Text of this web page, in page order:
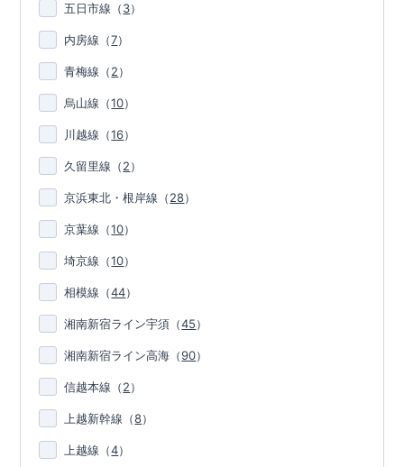
五日市線 （3）
内房線 （7）
青梅線 （2）
烏山線 （10）
川越線 （16）
久留里線 （2）
京浜東北・根岸線 （28）
京葉線 （10）
埼京線 （10）
相模線 （44）
湘南新宿ライン宇須 （45）
湘南新宿ライン高海 （90）
信越本線 （2）
上越新幹線 （8）
上越線 （4）